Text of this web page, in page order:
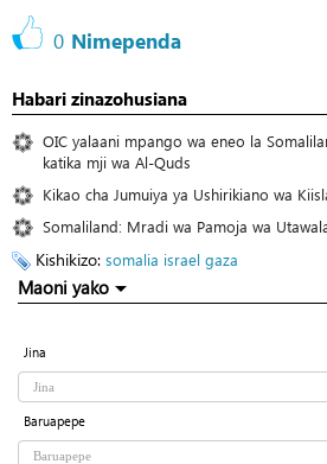
0 Nimependa
Habari zinazohusiana
OIC yalaani mpango wa eneo la
katika mji wa Al-Quds
Kikao cha Jumuiya ya Ushirikiano wa
Somaliland: Mradi wa Pamoja wa
Kishikizo: somalia israel gaza
Maoni yako
Jina
Baruapepe